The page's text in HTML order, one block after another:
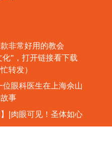
款非常好用的教会
化”，打开链接看下载
转发）
位眼科医生在上海佘山
事
】|肉眼可见！圣体如心